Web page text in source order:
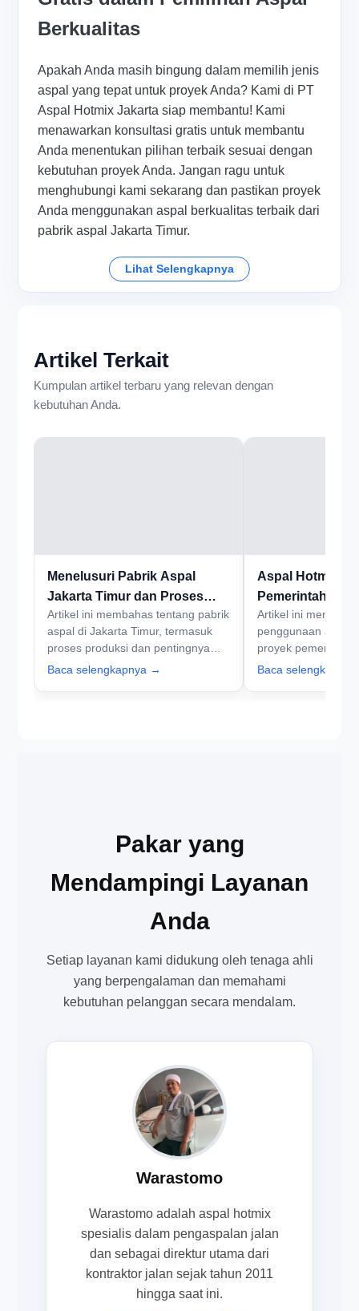
Berkualitas
Apakah Anda masih bingung dalam memilih jenis
aspal yang tepat untuk proyek Anda? Kami di PT
Aspal Hotmix Jakarta siap membantu! Kami
menawarkan konsultasi gratis untuk membantu
Anda menentukan pilihan terbaik sesuai dengan
kebutuhan proyek Anda. Jangan ragu untuk
menghubungi kami sekarang dan pastikan proyek
Anda menggunakan aspal berkualitas terbaik dari
pabrik aspal Jakarta Timur.
Lihat Selengkapnya
Artikel Terkait
Kumpulan artikel terbaru yang relevan dengan
kebutuhan Anda.
Menelusuri Pabrik Aspal
Jakarta Timur dan Proses
Produksinya
Artikel ini membahas tentang pabrik
aspal di Jakarta Timur, termasuk
proses produksi dan pentingnya
aspal dalam pembangunan
Baca selengkapnya →
Aspal Hotmix
Pemerintah di
dan Dampaknya
Artikel ini
penggunaan aspal
proyek pemerintah
termasuk manfaat
Baca
Pakar yang
Mendampingi Layanan
Anda
Setiap layanan kami didukung oleh tenaga ahli
yang berpengalaman dan memahami
kebutuhan pelanggan secara mendalam.
Warastomo
Warastomo adalah aspal hotmix
spesialis dalam pengaspalan jalan
dan sebagai direktur utama dari
kontraktor jalan sejak tahun 2011
hingga saat ini.